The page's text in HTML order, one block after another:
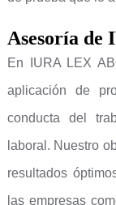
Asesoría de
En IURA LEX
aplicación de
conducta del
laboral. Nuestro
resultados
las empresas